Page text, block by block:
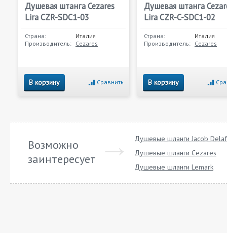
Душевая штанга Cezares
Lira CZR-SDC1-03
Страна:
Италия
Производитель: Cezares
В корзину Сравнить
Душевая штанга
Lira CZR-C-SDC1-02
Страна:
Италия
Производитель: Cezares
В корзину
Возможно
заинтересует
Душевые шланги Jacob
Душевые шланги Cezares
Душевые шланги Lemark